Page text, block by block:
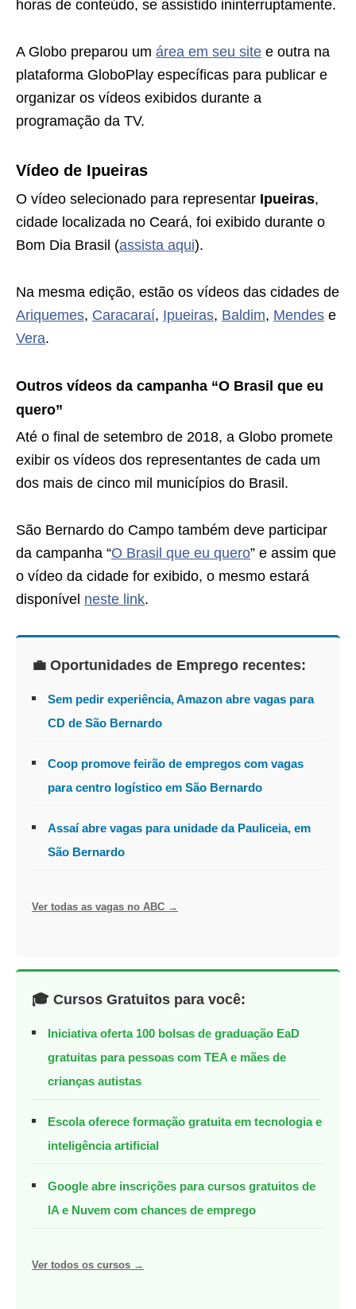
horas de conteúdo, se assistido ininterruptamente.
A Globo preparou um área em seu site e outra na
plataforma GloboPlay específicas para publicar e
organizar os vídeos exibidos durante a
programação da TV.
Vídeo de Ipueiras
O vídeo selecionado para representar Ipueiras,
cidade localizada no Ceará, foi exibido durante o
Bom Dia Brasil (assista aqui).
Na mesma edição, estão os vídeos das cidades de
Ariquemes, Caracaraí, Ipueiras, Baldim, Mendes e
Vera.
Outros vídeos da campanha “O Brasil que eu
quero”
Até o final de setembro de 2018, a Globo promete
exibir os vídeos dos representantes de cada um
dos mais de cinco mil municípios do Brasil.
São Bernardo do Campo também deve participar
da campanha “O Brasil que eu quero” e assim que
o vídeo da cidade for exibido, o mesmo estará
disponível neste link.
💼 Oportunidades de Emprego recentes:
Sem pedir experiência, Amazon abre vagas para
CD de São Bernardo
Coop promove feirão de empregos com vagas
para centro logístico em São Bernardo
Assaí abre vagas para unidade da Pauliceia, em
São Bernardo
Ver todas as vagas no ABC →
🎓 Cursos Gratuitos para você:
Iniciativa oferta 100 bolsas de graduação EaD
gratuitas para pessoas com TEA e mães de
crianças autistas
Escola oferece formação gratuita em tecnologia e
inteligência artificial
Google abre inscrições para cursos gratuitos de
IA e Nuvem com chances de emprego
Ver todos os cursos →